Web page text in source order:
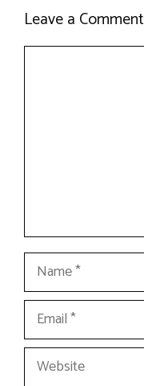
Leave a Comment
Name
Email
Website